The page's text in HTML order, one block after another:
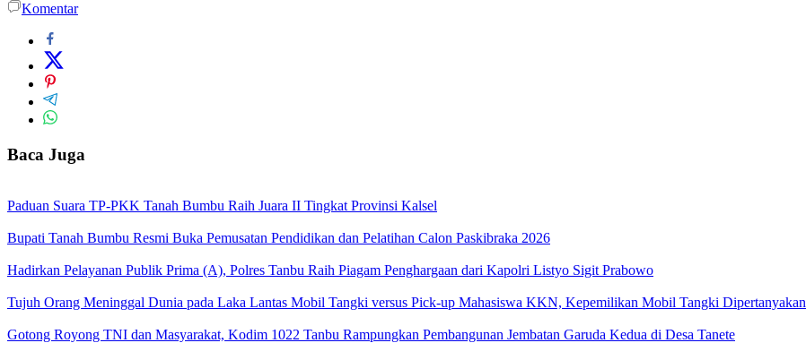
Komentar
Baca Juga
Paduan Suara TP-PKK Tanah Bumbu Raih Juara II Tingkat Provinsi Kalsel
Bupati Tanah Bumbu Resmi Buka Pemusatan Pendidikan dan Pelatihan Calon Paskibraka 2026
Hadirkan Pelayanan Publik Prima (A), Polres Tanbu Raih Piagam Penghargaan dari Kapolri Listyo Sigit Prabowo
Tujuh Orang Meninggal Dunia pada Laka Lantas Mobil Tangki versus Pick-up Mahasiswa KKN, Kepemilikan Mobil Tangki Dipertanyakan
Gotong Royong TNI dan Masyarakat, Kodim 1022 Tanbu Rampungkan Pembangunan Jembatan Garuda Kedua di Desa Tanete